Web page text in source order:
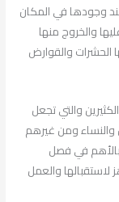
وجودها في المكان
والخروج منها
الحشرات والقوارض
والتي تجعل
والنساء ومن غيرهم
في فصل
والعمل